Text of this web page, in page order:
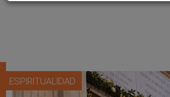
ESPIRITUALIDAD